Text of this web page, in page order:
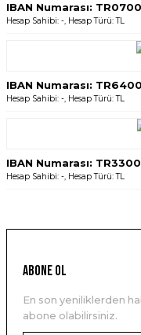
IBAN Numarası:
Hesap Sahibi: -, Hesap Türü: TL
IBAN Numarası:
Hesap Sahibi: -, Hesap Türü: TL
IBAN Numarası:
Hesap Sahibi: -, Hesap Türü: TL
ABONE OL
En son yeniliklerden
abone olabilirsiniz.